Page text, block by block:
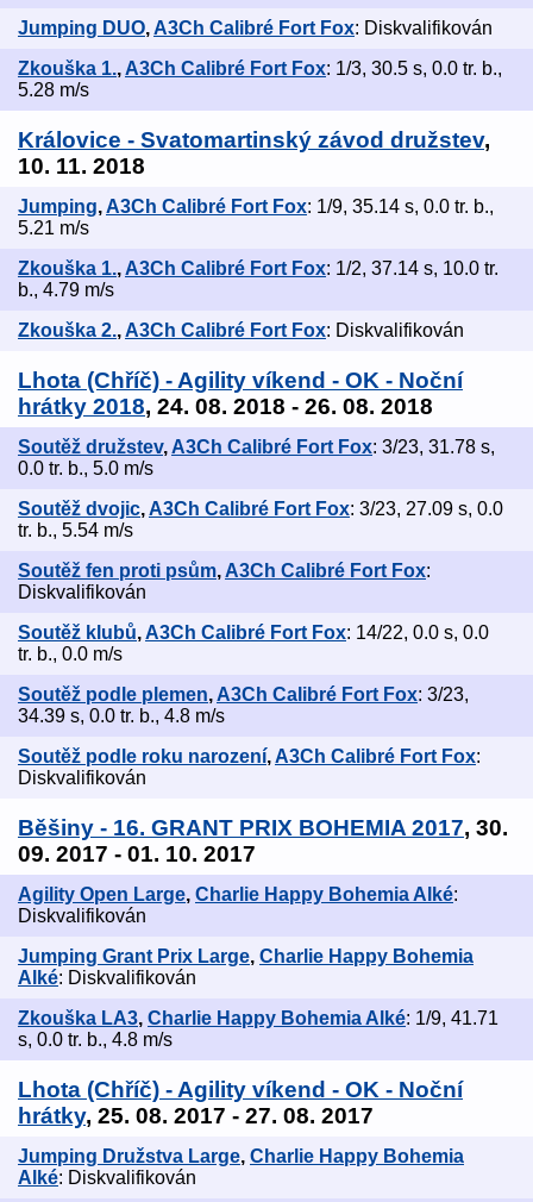
Jumping DUO,A3Ch Calibré Fort Fox: Diskvalifikován
Zkouška 1., A3Ch Calibré Fort Fox: 1/3, 30.5 s, 0.0 tr. b.,
5.28 m/s
Královice - Svatomartinský závod družstev,
10. 11. 2018
Jumping,A3Ch Calibré Fort Fox: 1/9, 35.14 s, 0.0 tr. b.,
5.21 m/s
Zkouška 1., A3Ch Calibré Fort Fox: 1/2, 37.14 s, 10.0 tr.
b., 4.79 m/s
Zkouška 2.,A3Ch Calibré Fort Fox: Diskvalifikován
Lhota (Chříč) - Agility víkend - OK - Noční
hrátky 2018, 24. 08. 2018 - 26. 08. 2018
Soutěž družstev, A3Ch Calibré Fort Fox: 3/23, 31.78 s,
0.0 tr. b., 5.0 m/s
Soutěž dvojic,A3Ch Calibré Fort Fox: 3/23, 27.09 s, 0.0
tr. b., 5.54 m/s
Soutěž fen proti psům, A3Ch Calibré Fort Fox:
Diskvalifikován
Soutěž klubů,A3Ch Calibré Fort Fox: 14/22, 0.0 s, 0.0
tr. b., 0.0 m/s
Soutěž podle plemen, A3Ch Calibré Fort Fox: 3/23,
34.39 s, 0.0 tr. b., 4.8 m/s
Soutěž podle roku narození,A3Ch Calibré Fort Fox:
Diskvalifikován
Běšiny - 16. GRANT PRIX BOHEMIA 2017, 30.
09. 2017 - 01. 10. 2017
Agility Open Large, Charlie Happy Bohemia Alké:
Diskvalifikován
Jumping Grant Prix Large, Charlie Happy Bohemia
Alké: Diskvalifikován
Zkouška LA3, Charlie Happy Bohemia Alké: 1/9, 41.71
s, 0.0 tr. b., 4.8 m/s
Lhota (Chříč) - Agility víkend - OK - Noční
hrátky, 25. 08. 2017 - 27. 08. 2017
Jumping Družstva Large, Charlie Happy Bohemia
Alké: Diskvalifikován